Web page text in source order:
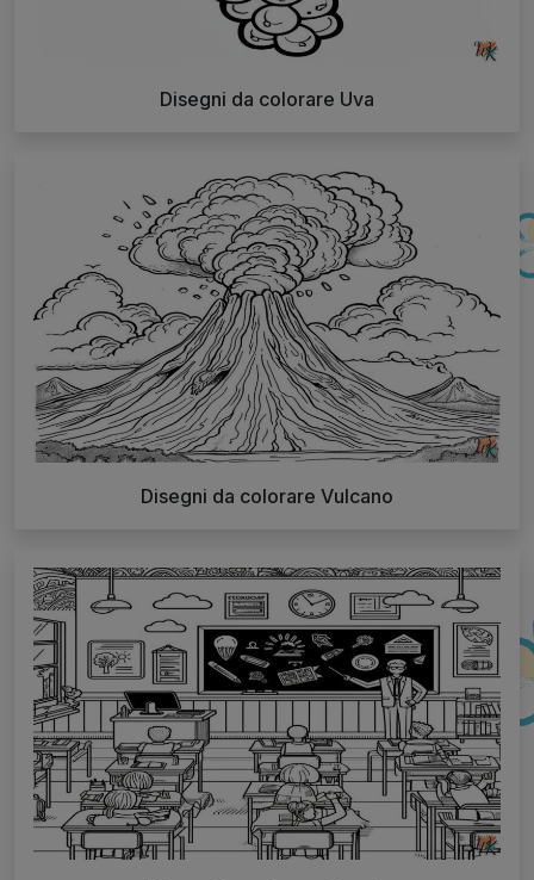
Disegni da colorare Uva
Disegni da colorare Vulcano